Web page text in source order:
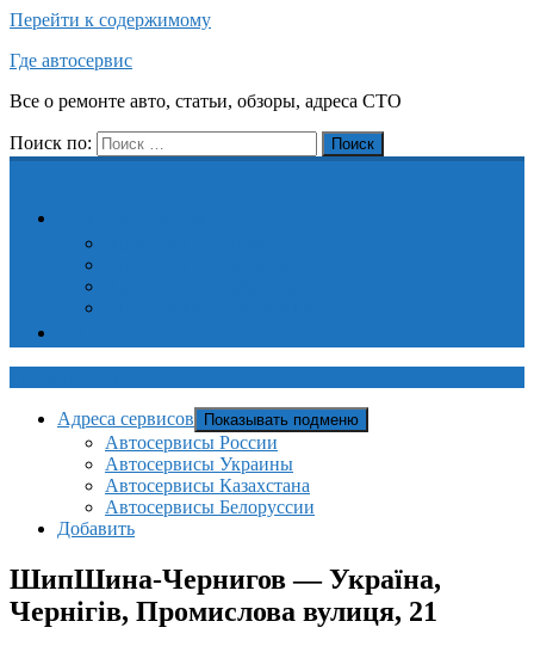
Перейти к содержимому
Где автосервис
Все о ремонте авто, статьи, обзоры, адреса СТО
Поиск по: Поиск
Адреса сервисов Показывать подменю
Автосервисы России
Автосервисы Украины
Автосервисы Казахстана
Автосервисы Белоруссии
Добавить
ШипШина-Чернигов — Україна,
Чернігів, Промислова вулиця, 21